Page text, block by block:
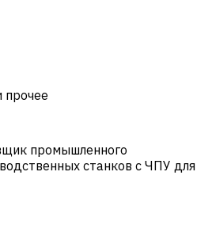
прочее
промышленного
станков с ЧПУ для